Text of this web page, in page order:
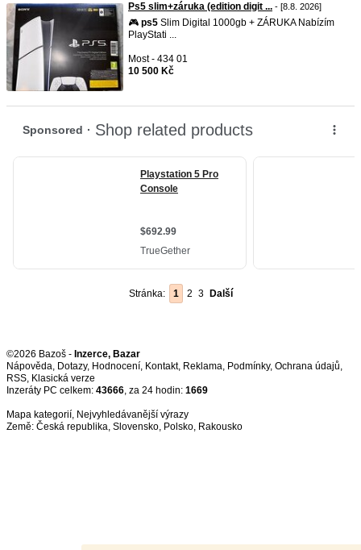
Ps5 slim+záruka (edition digit ... - [8.8. 2026]
🎮 ps5 Slim Digital 1000gb + ZÁRUKA Nabízím
PlayStati ...
Most - 434 01
10 500 Kč
Stránka: 1 2 3 Další
©2026 Bazoš - Inzerce, Bazar
Nápověda, Dotazy, Hodnocení, Kontakt, Reklama, Podmínky, Ochrana údajů,
RSS,
Inzeráty PC celkem: 43666, za 24 hodin: 1669
Mapa kategorií, Nejvyhledávanější výrazy
Země: Česká republika, Slovensko, Polsko, Rakousko